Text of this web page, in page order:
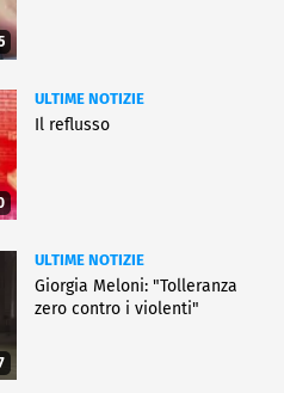
ULTIME NOTIZIE
Il reflusso
ULTIME NOTIZIE
Giorgia Meloni: "Tolleranza
zero contro i violenti"